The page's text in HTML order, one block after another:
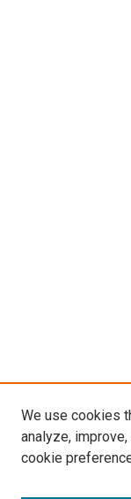
We use cookies
analyze,
cookie